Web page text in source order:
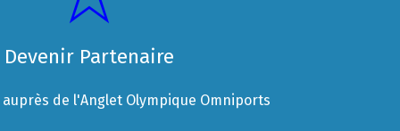
Devenir Partenaire
auprès de l'Anglet Olympique Omniports